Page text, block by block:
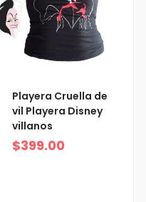
Playera Cruella de
vil Playera Disney
villanos
$399.00